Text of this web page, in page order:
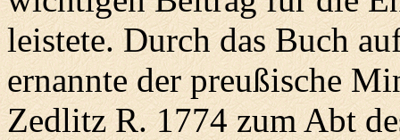
leistete. Durch das Buch
ernannte der preußische
Zedlitz R. 1774 zum Abt